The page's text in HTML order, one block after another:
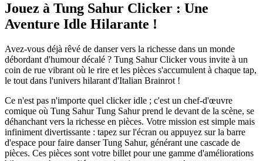
Jouez à Tung Sahur Clicker : Une
Aventure Idle Hilarante !
Avez-vous déjà rêvé de danser vers la richesse dans un monde
débordant d'humour décalé ? Tung Sahur Clicker vous invite à un
coin de rue vibrant où le rire et les pièces s'accumulent à chaque tap,
le tout dans l'univers hilarant d'Italian Brainrot !
Ce n'est pas n'importe quel clicker idle ; c'est un chef-d'œuvre
comique où Tung Sahur Tung Sahur prend le devant de la scène, se
déhanchant vers la richesse en pièces. Votre mission est simple mais
infiniment divertissante : tapez sur l'écran ou appuyez sur la barre
d'espace pour faire danser Tung Sahur, générant une cascade de
pièces. Ces pièces sont votre billet pour une gamme d'améliorations